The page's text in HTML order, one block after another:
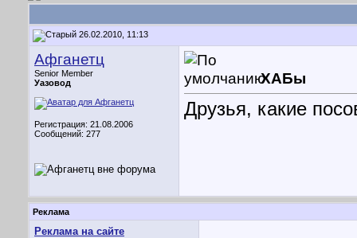
26.02.2010, 11:13
Афганетц
Senior Member
Уазовод
Регистрация: 21.08.2006
Сообщений: 277
ХАБы
Друзья, какие
Реклама
Реклама на сайте